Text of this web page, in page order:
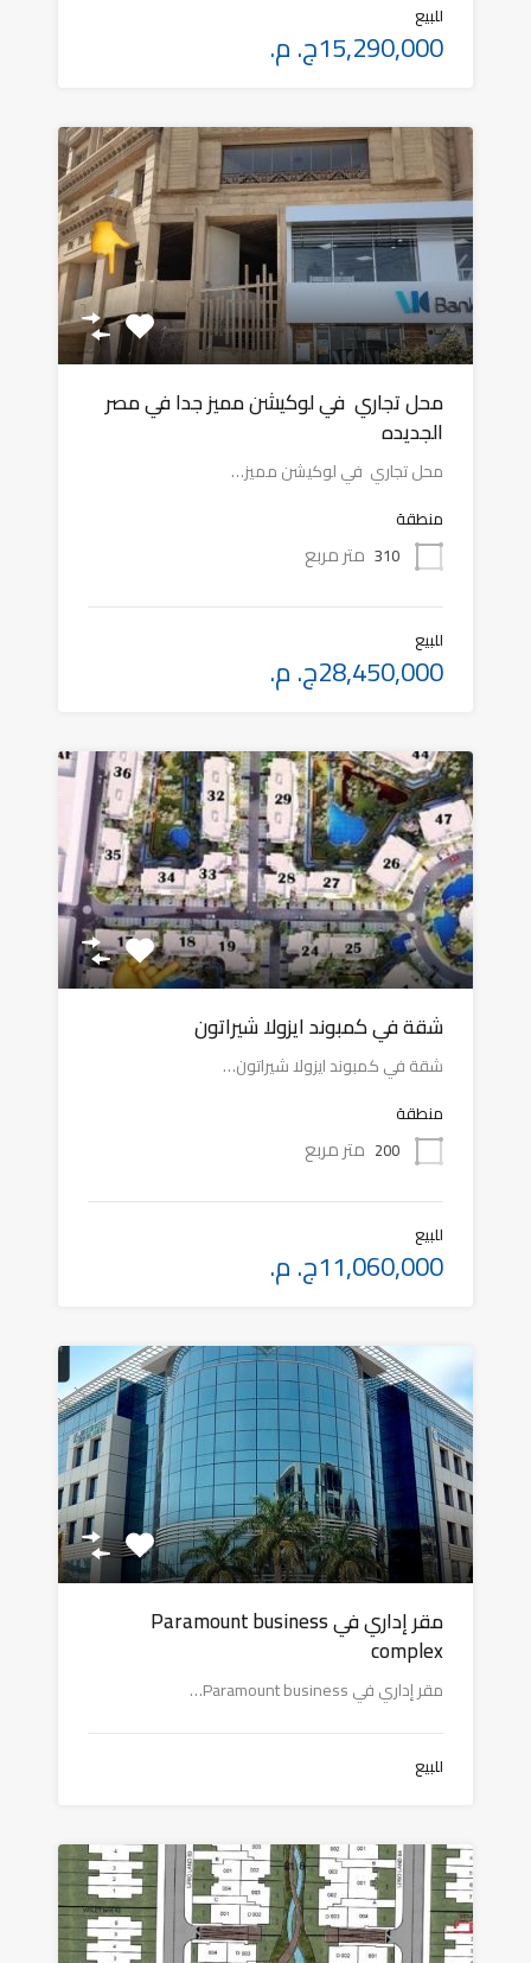
للبيع
15,290,000ج. م.
محل تجاري في لوكيشن مميز جدا في مصر
الجديده
محل تجاري في لوكيشن مميز…
منطقة
310 متر مربع
للبيع
28,450,000ج. م.
شقة في كمبوند ايزولا شيراتون
شقة في كمبوند ايزولا شيراتون…
منطقة
200 متر مربع
للبيع
11,060,000ج. م.
مقر إداري في Paramount business
complex
مقر إداري في Paramount business…
للبيع